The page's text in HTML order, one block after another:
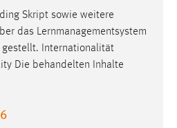
Skript sowie weitere
das Lernmanagementsystem
gestellt. Internationalität
Die behandelten Inhalte